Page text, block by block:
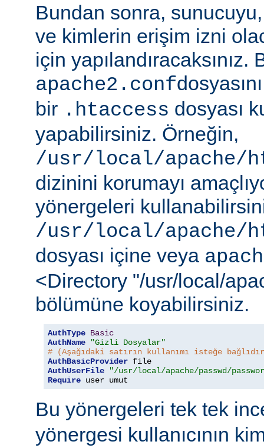
Bundan sonra,
ve kimlerin erişim izni
için yapılandıracaksınız.
apache2.conf
bir .htaccess dosyası
yapabilirsiniz. Örneğin,
/usr/local/apache/
dizinini korumayı
yönergeleri
/usr/local/apache/
dosyası içine veya
<Directory "/usr/local/
bölümüne koyabilirsiniz.
AuthType Basic
AuthName
"Gizli Dosyalar"
# (Aşağıdaki satırın kullanımı isteğe
AuthBasicProvider
AuthUserFile
"/usr/local/apache/passwd/
Require user umut
Bu yönergeleri tek tek
yönergesi kullanıcının